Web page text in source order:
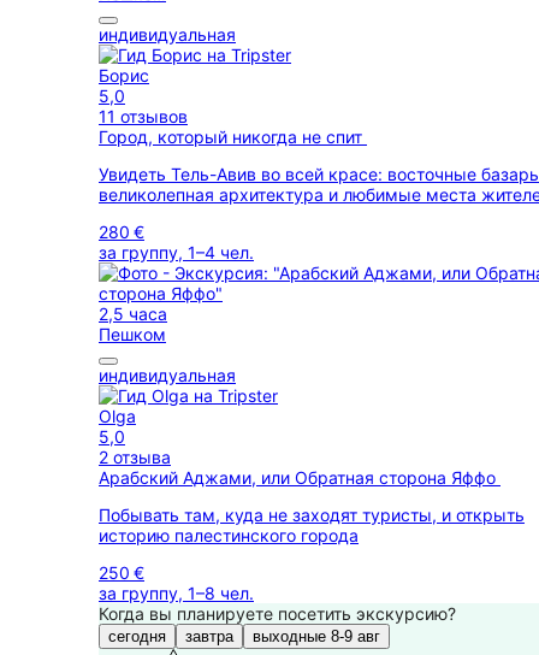
индивидуальная
Борис
5,0
11 отзывов
Город, который никогда не спит
Увидеть Тель-Авив во всей красе: восточные
великолепная архитектура и любимые места
280 €
за группу, 1–4 чел.
2,5 часа
Пешком
индивидуальная
Olga
5,0
2 отзыва
Арабский Аджами, или Обратная сторона Яффо
Побывать там, куда не заходят туристы, и открыть
историю палестинского города
250 €
за группу, 1–8 чел.
Когда вы планируете посетить экскурсию?
сегодня завтра выходные 8-9 авг